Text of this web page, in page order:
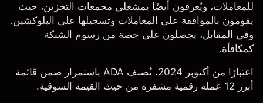
للمعاملات، ويُعرفون أيضًا بمشغلي مجمعات التخزين، حيث
يقومون بالموافقة على المعاملات وتسجيلها على البلوكشين.
وفي المقابل، يحصلون على حصة من رسوم الشبكة
كمكافأة.
اعتبارًا من أكتوبر 2024، تُصنف ADA باستمرار ضمن قائمة
أبرز 12 عملة رقمية مشفرة من حيث القيمة السوقية.